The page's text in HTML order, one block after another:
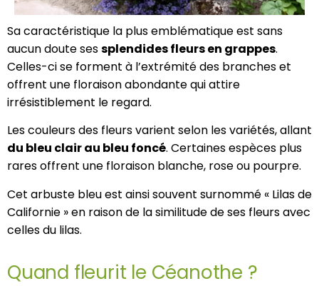
Sa caractéristique la plus emblématique est sans
aucun doute sessplendides fleurs en grappes.
Celles-ci se forment à l’extrémité des branches et
offrent une floraison abondante qui attire
irrésistiblement le regard.
Les couleurs des fleurs varient selon les variétés, allant
du bleu clair au bleu foncé. Certaines espèces plus
rares offrent une floraison blanche, rose ou pourpre.
Cet arbuste bleu est ainsi souvent surnommé « Lilas de
Californie » en raison de la similitude de ses fleurs avec
celles du lilas.
Quand fleurit le Céanothe ?